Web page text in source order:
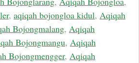
, aqiqah bojongloa kidul, Aqiqah
Bojongmalang, Aqiqah
Bojongmangu, Aqiqah
Bojongmengger, Aqiqah